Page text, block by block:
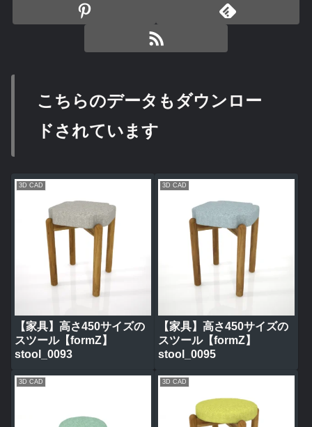
こちらのデータもダウンロー
ドされています
3D CAD
【家具】高さ450サイズの
スツール【formZ】
stool_0093
3D CAD
【家具】高さ450サイズの
スツール【formZ】
stool_0095
3D CAD 3D CAD